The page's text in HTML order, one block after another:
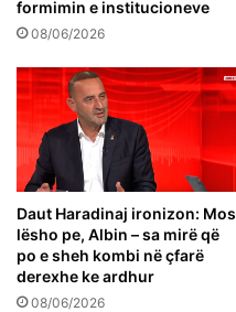
formimin e institucioneve
08/06/2026
Daut Haradinaj ironizon: Mos
lësho pe, Albin – sa mirë që
po e sheh kombi në çfarë
derexhe ke ardhur
08/06/2026